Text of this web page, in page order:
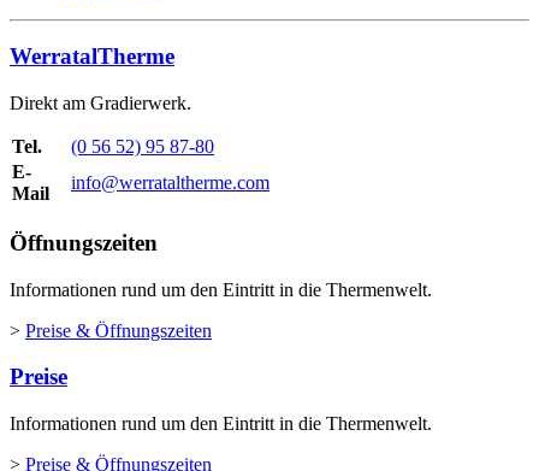
WerratalTherme
Direkt am Gradierwerk.
Tel.
(0 56 52) 95 87-80
E-
Mail
info@werrataltherme.com
Öffnungszeiten
Informationen rund um den Eintritt in die Thermenwelt.
> Preise & Öffnungszeiten
Preise
Informationen rund um den Eintritt in die Thermenwelt.
> Preise & Öffnungszeiten